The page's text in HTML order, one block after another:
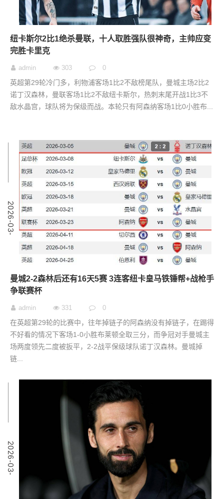
纽卡斯尔2比1绝杀曼联，十人取胜强队很神奇，主帅应变
完胜卡里克
admin 303 0
英超第29轮冷门多，利物浦客场1比2不敌榜尾队，曼城主场2比2
诺丁汉森林，曼联客场1比2不敌纽卡斯尔，热刺末尾开战1比3不
敌水晶宫，球队将为保级而战。本轮只有阿森纳客场1比0小胜布...
2
0
2
6
-
0
3
-
0
曼城2-2森林后还有16天5赛 3连客纽卡皇马铁锤帮+战枪手
争联赛杯
admin 331 0
在英超第29轮的比赛中，往年掉链子的阿森纳没有掉链子，在踢得
不好看的情况下客场1-0小胜布莱顿全取三分，而争冠对手曼城主
场两度领先二度被扳平，2-2战平保级球队诺丁汉森林。曼城掉
链...
2
0
2
6
-
0
3
-
0